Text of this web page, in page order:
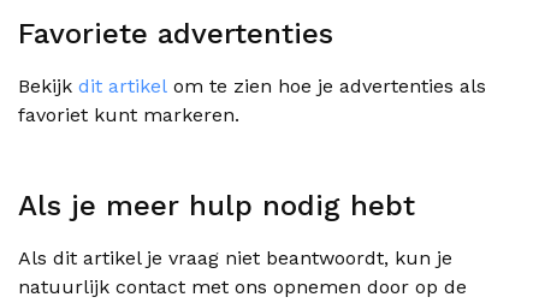
Favoriete advertenties
Bekijk dit artikel om te zien hoe je advertenties als
favoriet kunt markeren.
Als je meer hulp nodig hebt
Als dit artikel je vraag niet beantwoordt, kun je
natuurlijk contact met ons opnemen door op de